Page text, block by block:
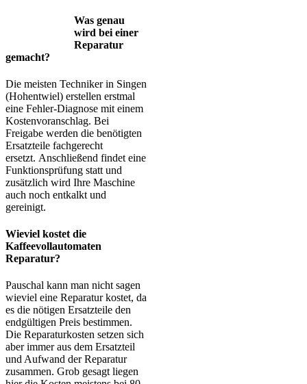
Was genau
wird bei einer
Reparatur
gemacht?
Die meisten Techniker in Singen
(Hohentwiel) erstellen erstmal
eine Fehler-Diagnose mit einem
Kostenvoranschlag. Bei
Freigabe werden die benötigten
Ersatzteile fachgerecht
ersetzt. Anschließend findet eine
Funktionsprüfung statt und
zusätzlich wird Ihre Maschine
auch noch entkalkt und
gereinigt.
Wieviel kostet die
Kaffeevollautomaten
Reparatur?
Pauschal kann man nicht sagen
wieviel eine Reparatur kostet, da
es die nötigen Ersatzteile den
endgültigen Preis bestimmen.
Die Reparaturkosten setzen sich
aber immer aus dem Ersatzteil
und Aufwand der Reparatur
zusammen. Grob gesagt liegen